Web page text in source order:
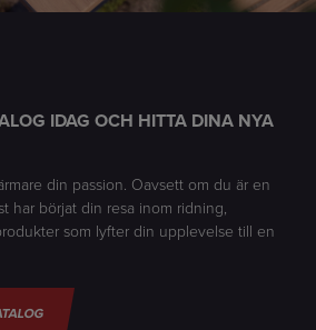
IDAG OCH HITTA DINA NYA
din passion. Oavsett om du är en
har börjat din resa inom ridning,
som lyfter din upplevelse till en